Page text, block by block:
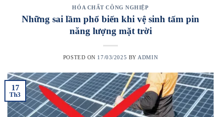
HÓA CHẤT CÔNG NGHIỆP
Những sai lầm phổ biến khi vệ sinh tấm pin
năng lượng mặt trời
POSTED ON 17/03/2025 BY ADMIN
17
Th3